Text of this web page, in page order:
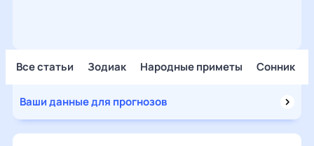
Все статьи Зодиак Народные приметы Сонник
Ваши данные для прогнозов